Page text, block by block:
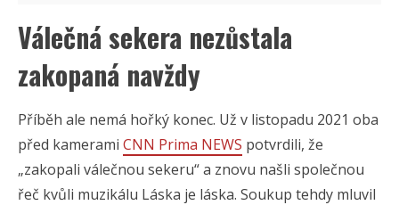
Válečná sekera nezůstala
zakopaná navždy
Příběh ale nemá hořký konec. Už v listopadu 2021 oba
před kamerami CNN Prima NEWS potvrdili, že
„zakopali válečnou sekeru“ a znovu našli společnou
řeč kvůli muzikálu Láska je láska. Soukup tehdy mluvil